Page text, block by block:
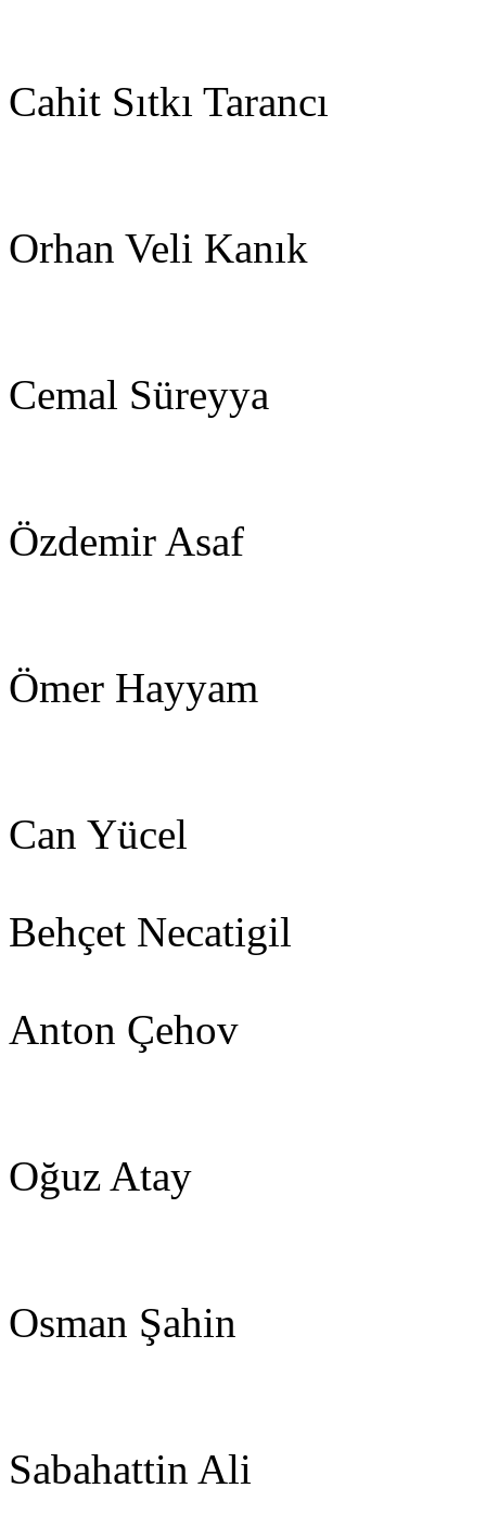
Cahit Sıtkı Tarancı
Orhan Veli Kanık
Cemal Süreyya
Özdemir Asaf
Ömer Hayyam
Can Yücel
Behçet Necatigil
Anton Çehov
Oğuz Atay
Osman Şahin
Sabahattin Ali